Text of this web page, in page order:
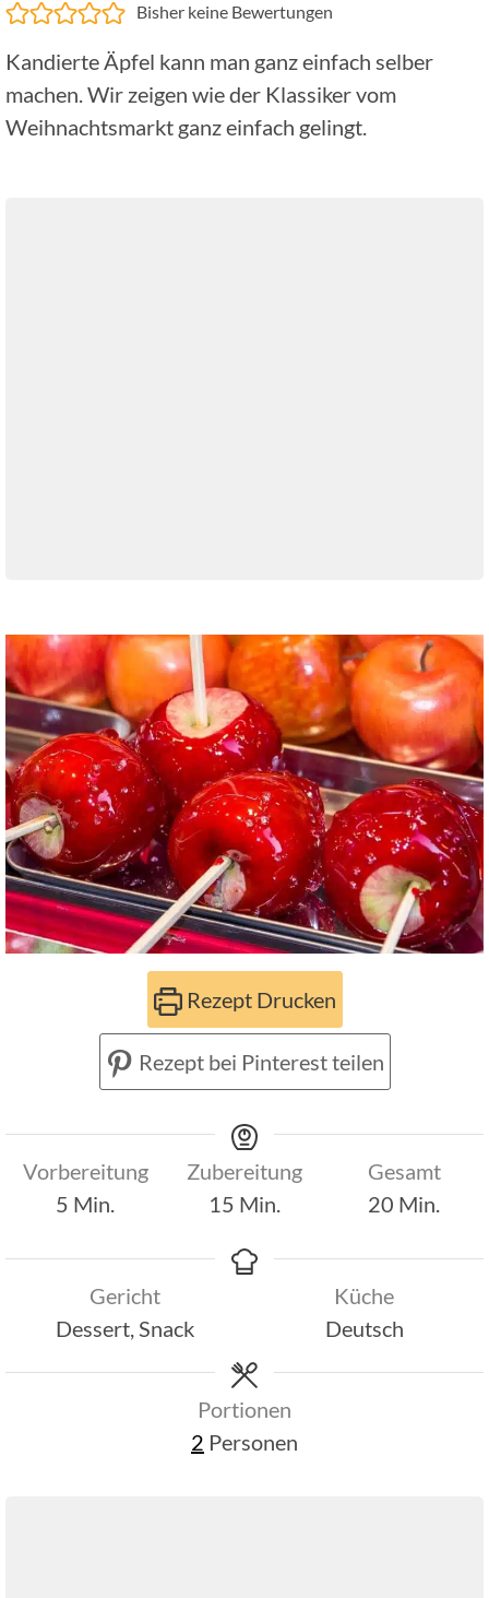
Bisher keine Bewertungen
Kandierte Äpfel kann man ganz einfach selber
machen. Wir zeigen wie der Klassiker vom
Weihnachtsmarkt ganz einfach gelingt.
Rezept Drucken
Rezept bei Pinterest teilen
Vorbereitung
5 Minuten
Min.
Zubereitung
15 Minuten
Min.
Gesamt
20 Minuten
Min.
Gericht
Dessert, Snack
Küche
Deutsch
Portionen
2 Personen